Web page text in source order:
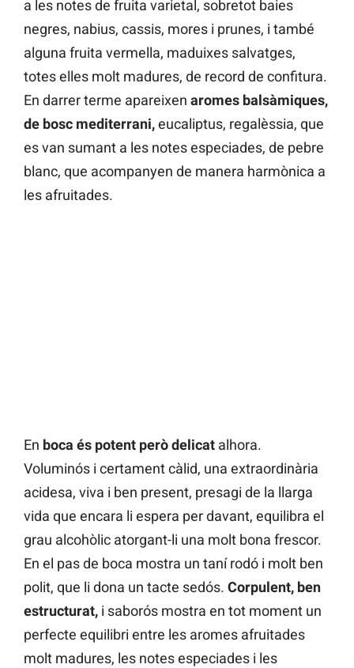
a les notes de fruita varietal, sobretot baies
negres, nabius, cassis, mores i prunes, i també
alguna fruita vermella, maduixes salvatges,
totes elles molt madures, de record de confitura.
En darrer terme apareixen aromes balsàmiques,
de bosc mediterrani,eucaliptus, regalèssia, que
es van sumant a les notes especiades, de pebre
blanc, que acompanyen de manera harmònica a
les afruitades.
En boca és potent però delicat alhora.
Voluminós i certament càlid, una extraordinària
acidesa, viva i ben present, presagi de la llarga
vida que encara li espera per davant, equilibra el
grau alcohòlic atorgant-li una molt bona frescor.
En el pas de boca mostra un taní rodó i molt ben
polit, que li dona un tacte sedós. Corpulent, ben
estructurat, i saborós mostra en tot moment un
perfecte equilibri entre les aromes afruitades
molt madures, les notes especiades i les